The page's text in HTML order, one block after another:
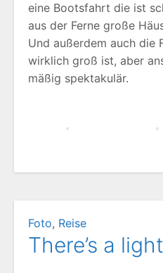
eine Bootsfahrt die ist
aus der Ferne große
Und außerdem auch die
wirklich groß ist, aber
mäßig spektakulär.
Foto, Reise
There’s a